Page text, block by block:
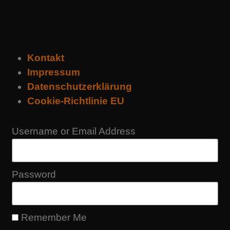
Kontakt
Impressum
Datenschutzerklärung
Cookie-Richtlinie EU
Username or Email Address
Password
Remember Me